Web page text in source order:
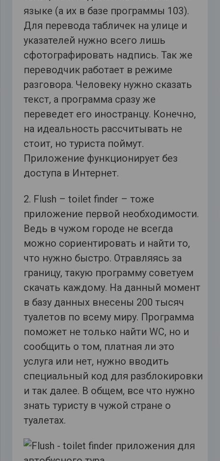
языке (а их в базе программы 103).
Для перевода табличек на улице и
указателей нужно всего лишь
сфотографировать надпись. Так же
переводчик работает в режиме
разговора. Человеку нужно сказать
текст, а программа сразу же
переведет его иностранцу. Конечно,
на идеальность рассчитывать не
стоит, но туриста поймут.
Приложение функционирует без
доступа в Интернет.
2. Flush – toilet finder – тоже
приложение первой необходимости.
Ведь в чужом городе не всегда
можно сориентировать и найти то,
что нужно быстро. Отравляясь за
границу, такую программу советуем
скачать каждому. На данный момент
в базу данных внесены 200 тысяч
туалетов по всему миру. Программа
поможет не только найти WC, но и
сообщить о том, платная ли это
услуга или нет, нужно вводить
специальный код для разблокировки
и так далее. В общем, все что нужно
знать туристу в чужой стране о
туалетах.